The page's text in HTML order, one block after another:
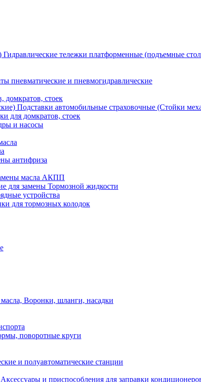
Гидравлические тележки платформенные (подъемные
пневматические и пневмогидравлические
домкратов, стоек
Подставки автомобильные страховочные (Стойки
для домкратов, стоек
и насосы
антифриза
масла АКПП
для замены Тормозной жидкости
устройства
для тормозных колодок
Воронки, шланги, насадки
поворотные круги
и полуавтоматические станции
Аксессуары и приспособления для заправки